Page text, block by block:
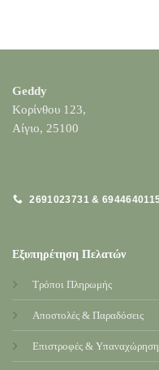
Geddy
Κορίνθου 123,
Αίγιο, 25100
2691023731 &
Εξυπηρέτηση Πελατών
Τρόποι Πληρωμής
Αποστολές & Παραδόσεις
Επιστροφές & Υπαναχώρηση